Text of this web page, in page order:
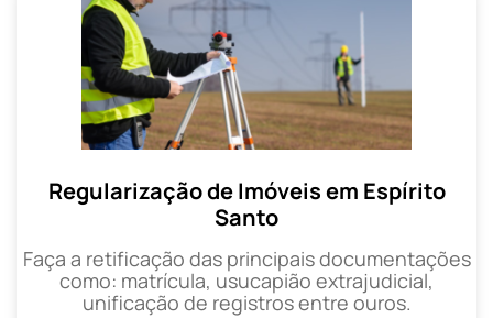
Regularização de Imóveis em Espírito
Santo
Faça a retificação das principais documentações
como: matrícula, usucapião extrajudicial,
unificação de registros entre ouros.